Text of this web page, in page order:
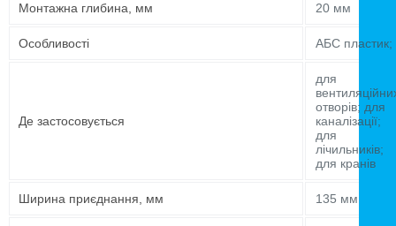
Монтажна глибина, мм 20 мм
Особливості АБС пластик;
Де застосовується
для
отворів; для
каналізації;
для
лічильників;
для кранів
Ширина приєднання, мм 135 мм